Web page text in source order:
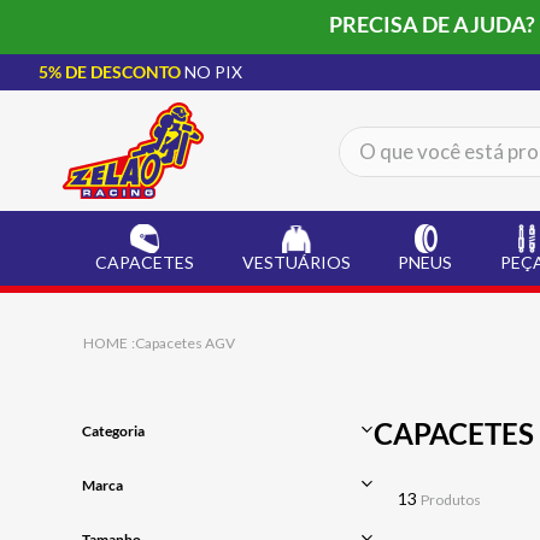
PRECISA DE
5% DE DESCONTONO PIX
O que você está
CAPACETES VESTUÁRIOS PNEUS
Capacetes AGV
Categoria
VISEIRAS
Marca
13 Produtos
CAPACETE LS2
2º BOTA
ALPINESTAR